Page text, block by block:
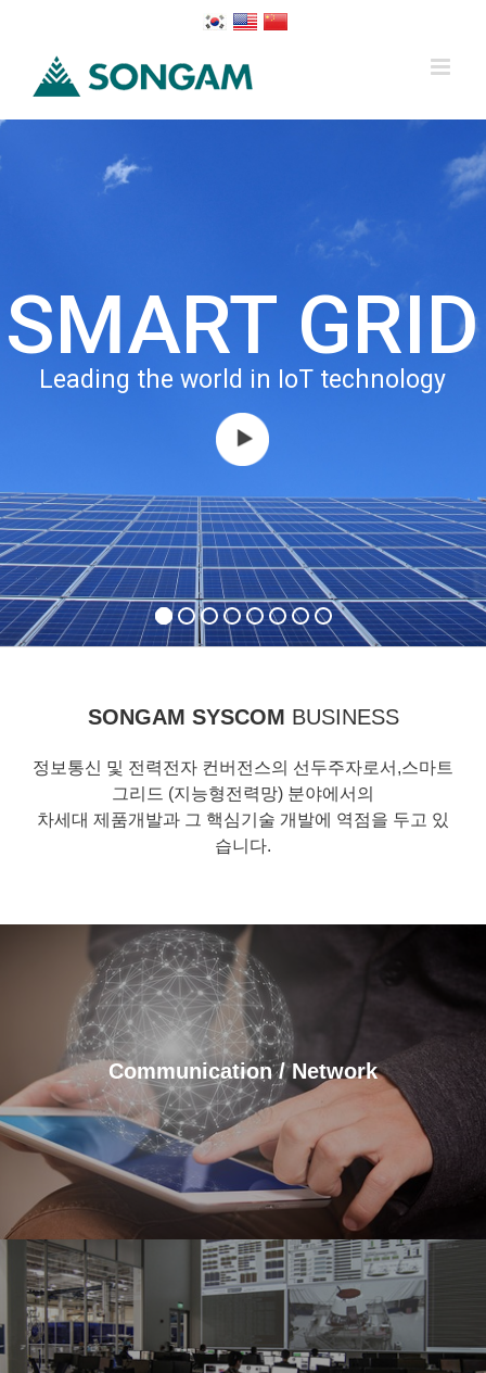
SMART GRID
Leading the world in IoT technology
SONGAM SYSCOM BUSINESS
정보통신 및 전력전자 컨버전스의 선두주자로서,스마트
그리드 (지능형전력망) 분야에서의
차세대 제품개발과 그 핵심기술 개발에 역점을 두고 있
습니다.
Communication / Network